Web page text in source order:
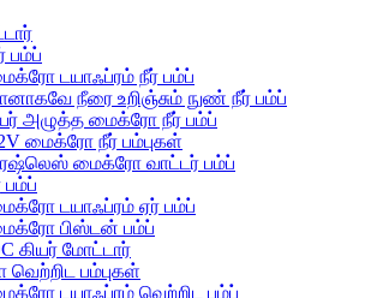
பம்ப்
டயாஃப்ரம் நீர் பம்ப்
நீரை உறிஞ்சும் நுண் நீர் பம்ப்
அழுத்த மைக்ரோ நீர் பம்ப்
மைக்ரோ நீர் பம்புகள்
மைக்ரோ வாட்டர் பம்ப்
பம்ப்
டயாஃப்ரம் ஏர் பம்ப்
பிஸ்டன் பம்ப்
கியர் மோட்டார்
பம்புகள்
டயாஃப்ரம் வெற்றிட பம்ப்